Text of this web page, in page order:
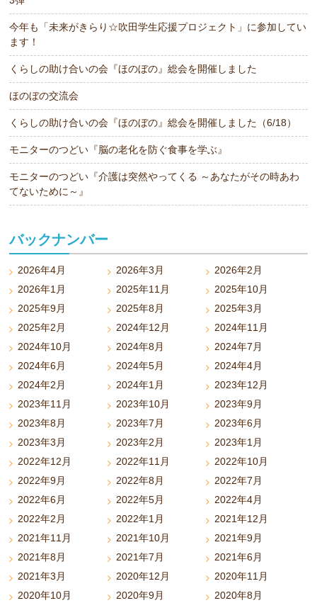
今年も「未来がきらり☆吹田学生応援プロジェクト」に参加してい
ます！
くらしの助け合いの会『ほのぼの』総会を開催しました
ほのぼの交流会
くらしの助け合いの会『ほのぼの』総会を開催しました（6/18）
モニターのつどい『脳の老化を防ぐ食事を学ぶ』
モニターのつどい『介護は突然やってくる ～あなたがその時あわ
てないために～』
バックナンバー
2026年4月 2026年3月
2026年2月
2026年1月
2025年11月
2025年10月
2025年9月
2025年8月
2025年3月
2025年2月
2024年12月
2024年11月
2024年10月
2024年8月
2024年7月
2024年6月
2024年5月
2024年4月
2024年2月
2024年1月
2023年12月
2023年11月
2023年10月
2023年9月
2023年8月
2023年7月
2023年6月
2023年3月
2023年2月
2023年1月
2022年12月
2022年11月
2022年10月
2022年9月
2022年8月
2022年7月
2022年6月
2022年5月
2022年4月
2022年2月
2022年1月
2021年12月
2021年11月
2021年10月
2021年9月
2021年8月
2021年7月
2021年6月
2021年3月
2020年12月
2020年11月
2020年10月
2020年9月
2020年8月